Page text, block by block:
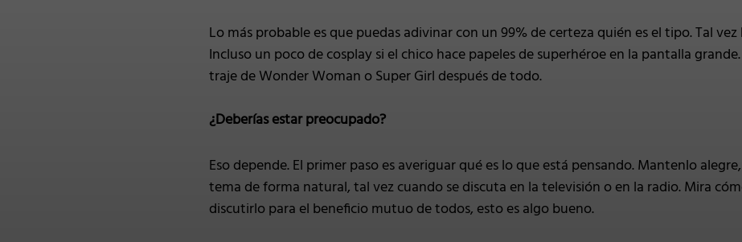
Lo más probable es que puedas adivinar con un 99% de certeza quién es el tipo. Tal
Incluso un poco de cosplay si el chico hace papeles de superhéroe en la pantalla
traje de Wonder Woman o Super Girl después de todo.
¿Deberías estar preocupado?
Eso depende. El primer paso es averiguar qué es lo que está pensando. Mantenlo
tema de forma natural, tal vez cuando se discuta en la televisión o en la radio. Mira
discutirlo para el beneficio mutuo de todos, esto es algo bueno.